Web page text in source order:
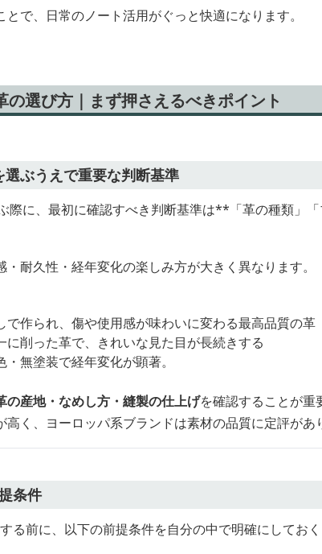
とで、日常のノート活用がぐっと快適になります。
選び方｜まず押さえるべきポイント
ぶうえで重要な判断基準
際に、最初に確認すべき判断基準は**「革の種類」
耐久性・経年変化の楽しみ方が大きく異なります。
で作られ、傷や使用感が味わいに変わる最高品質の革
に削った革で、きれいな見た目が長続きする
・無塗装で経年変化が顕著。
の産地・なめし方・縫製の仕上げを確認することが重
く、ヨーロッパ系ブランドは素材の品質に定評があ
条件
る前に、以下の前提条件を自分の中で明確にしてお